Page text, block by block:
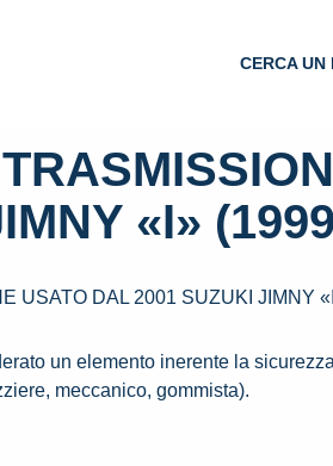
CERCA UN
«I»
USATO DAL 2001 SUZUKI JIMNY
un elemento inerente la
meccanico, gommista).